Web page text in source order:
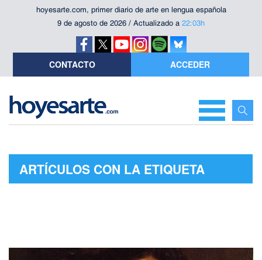
hoyesarte.com, primer diario de arte en lengua española
9 de agosto de 2026 / Actualizado a 22:03h
CONTACTO ACCEDER
ARTÍCULOS CON LA ETIQUETA